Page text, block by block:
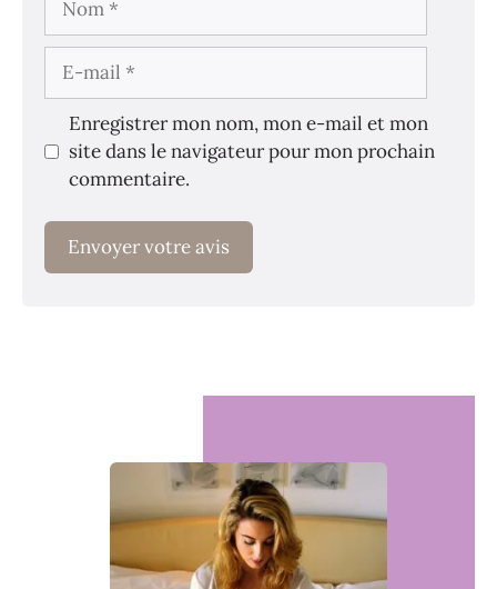
mail
Enregistrer mon nom, mon e-mail et mon
site dans le navigateur pour mon prochain
commentaire.